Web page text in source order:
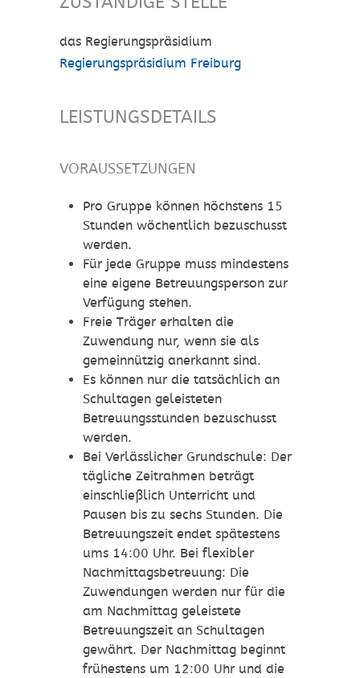
das Regierungspräsidium
Regierungspräsidium Freiburg
LEISTUNGSDETAILS
VORAUSSETZUNGEN
Pro Gruppe können höchstens 15
Stunden wöchentlich bezuschusst
werden.
Für jede Gruppe muss mindestens
eine eigene Betreuungsperson zur
Verfügung stehen.
Freie Träger erhalten die
Zuwendung nur, wenn sie als
gemeinnützig anerkannt sind.
Es können nur die tatsächlich an
Schultagen geleisteten
Betreuungsstunden bezuschusst
werden.
Bei Verlässlicher Grundschule: Der
tägliche Zeitrahmen beträgt
einschließlich Unterricht und
Pausen bis zu sechs Stunden. Die
Betreuungszeit endet spätestens
ums 14:00 Uhr. Bei flexibler
Nachmittagsbetreuung: Die
Zuwendungen werden nur für die
am Nachmittag geleistete
Betreuungszeit an Schultagen
gewährt. Der Nachmittag beginnt
frühestens um 12:00 Uhr und die